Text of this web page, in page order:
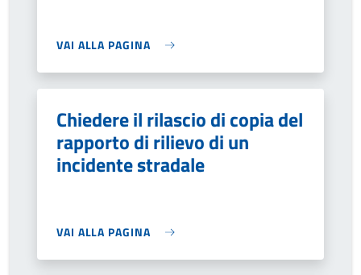
VAI ALLA PAGINA
Chiedere il rilascio di copia del
rapporto di rilievo di un
incidente stradale
VAI ALLA PAGINA